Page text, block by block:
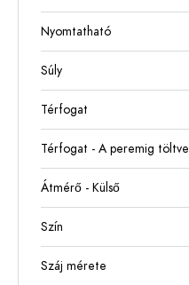
Nyomtatható
Súly
Térfogat
Térfogat - A peremig töltve
Átmérő - Külső
Szín
Száj mérete